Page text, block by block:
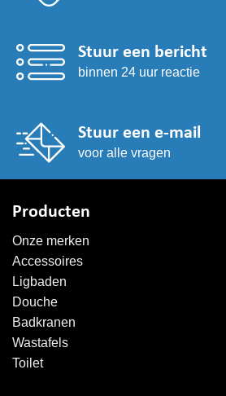
Stuur een bericht
binnen 24 uur reactie
Stuur een e-mail
voor alle vragen
Producten
Onze merken
Accessoires
Ligbaden
Douche
Badkranen
Wastafels
Toilet